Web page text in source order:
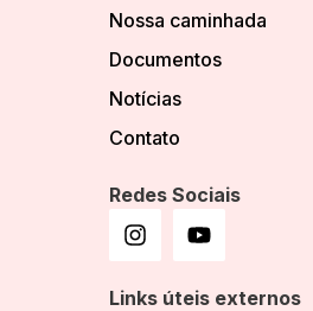
Nossa caminhada
Documentos
Notícias
Contato
Redes Sociais
Links úteis externos